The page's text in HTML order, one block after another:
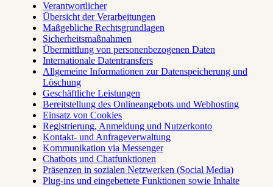
Verantwortlicher
Übersicht der Verarbeitungen
Maßgebliche Rechtsgrundlagen
Sicherheitsmaßnahmen
Übermittlung von personenbezogenen Daten
Internationale Datentransfers
Allgemeine Informationen zur Datenspeicherung und
Löschung
Geschäftliche Leistungen
Bereitstellung des Onlineangebots und Webhosting
Einsatz von Cookies
Registrierung, Anmeldung und Nutzerkonto
Kontakt- und Anfrageverwaltung
Kommunikation via Messenger
Chatbots und Chatfunktionen
Präsenzen in sozialen Netzwerken (Social Media)
Plug-ins und eingebettete Funktionen sowie Inhalte